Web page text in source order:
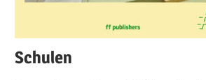
Schulen